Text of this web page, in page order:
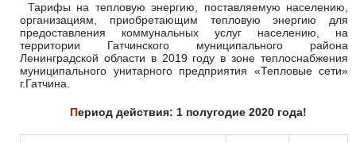
Тарифы на тепловую энергию, поставляемую населению,
организациям, приобретающим тепловую энергию для
предоставления коммунальных услуг населению, на
территории Гатчинского муниципального района
Ленинградской области в 2019 году в зоне теплоснабжения
муниципального унитарного предприятия «Тепловые сети»
г.Гатчина.
Период действия: 1 полугодие 2020 года!